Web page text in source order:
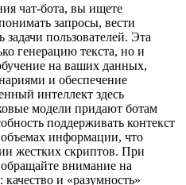
чат-бота, вы ищете
запросы, вести
пользователей. Эта
генерацию текста, но и
на ваших данных,
и обеспечение
интеллект здесь
модели придают ботам
поддерживать контекст
информации, что
жестких скриптов. При
внимание на
и «разумность»